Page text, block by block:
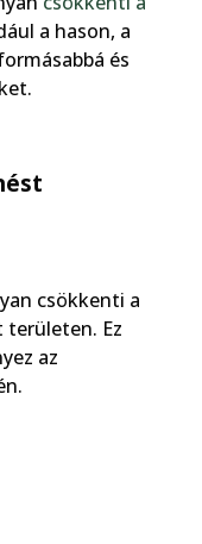
a hason, a
és
csökkenti a
Ez
az